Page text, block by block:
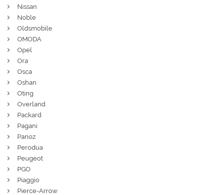
Nissan
Noble
Oldsmobile
OMODA
Opel
Ora
Osca
Oshan
Oting
Overland
Packard
Pagani
Panoz
Perodua
Peugeot
PGO
Piaggio
Pierce-Arrow